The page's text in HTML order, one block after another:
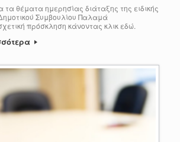
τα θέματα ημερησίας διάταξης της ειδικής
Συμβουλίου Παλαμά
πρόσκληση κάνοντας κλικ εδώ.